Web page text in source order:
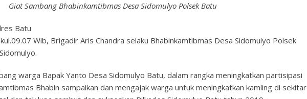
Giat Sambang Bhabinkamtibmas Desa Sidomulyo Polsek Batu
Batu
Wib, Brigadir Aris Chandra selaku Bhabinkamtibmas Desa Sidomulyo Polsek
warga Bapak Yanto Desa Sidomulyo Batu, dalam rangka meningkatkan partisipasi
Bhabin sampaikan dan mengajak warga untuk meningkatkan kamling di sekitar